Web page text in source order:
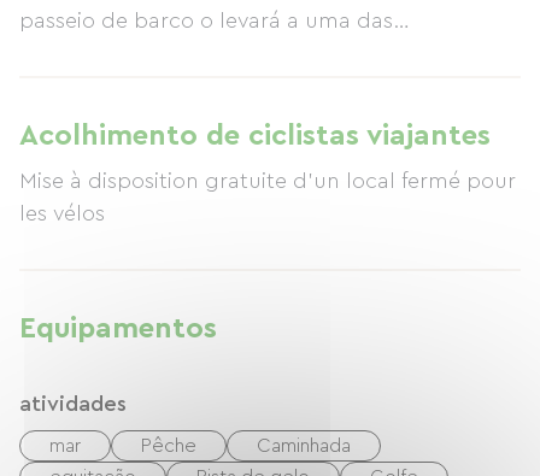
passeio de barco o levará a uma das
aproveitar o "International Spot" em Almanarre,
localizado a 300 metros de distância.
Acolhimento de ciclistas viajantes
Mise à disposition gratuite d'un local fermé pour
les vélos
Equipamentos
atividades
mar Pêche
Caminhada